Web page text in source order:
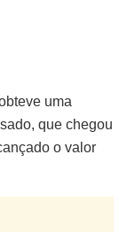
uma
que chegou
o valor